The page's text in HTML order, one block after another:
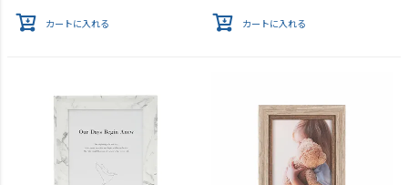
カートに入れる カートに入れる